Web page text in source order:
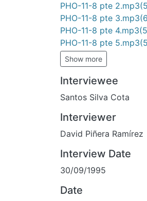
PHO-11-8 pte 2.mp3
PHO-11-8 pte 3.mp3
PHO-11-8 pte 4.mp3
PHO-11-8 pte 5.mp3
Show more
Interviewee
Santos Silva Cota
Interviewer
David Piñera Ramírez
Interview Date
30/09/1995
Date